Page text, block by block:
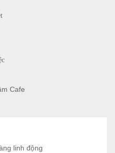
Cafe
linh động